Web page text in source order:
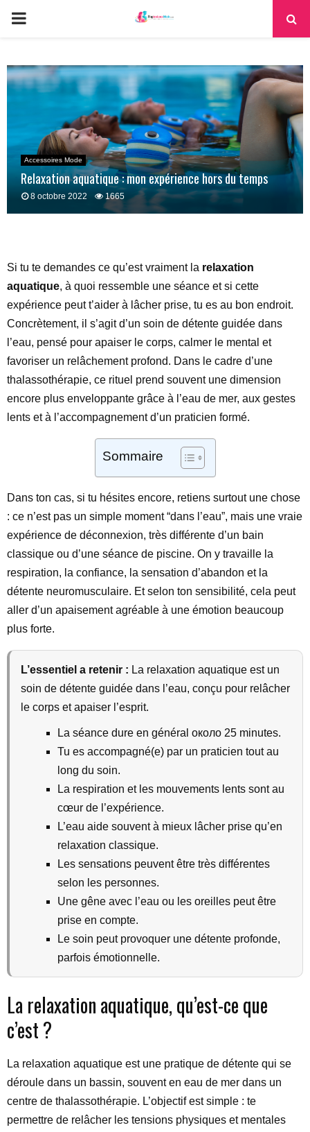
PRIMARY
Accessoires Mode
Relaxation aquatique : mon expérience hors du temps
8 octobre 2022 1665
Si tu te demandes ce qu’est vraiment la relaxation
aquatique, à quoi ressemble une séance et si cette
expérience peut t’aider à lâcher prise, tu es au bon endroit.
Concrètement, il s’agit d’un soin de détente guidée dans
l’eau, pensé pour apaiser le corps, calmer le mental et
favoriser un relâchement profond. Dans le cadre d’une
thalassothérapie, ce rituel prend souvent une dimension
encore plus enveloppante grâce à l’eau de mer, aux gestes
lents et à l’accompagnement d’un praticien formé.
Sommaire
Dans ton cas, si tu hésites encore, retiens surtout une chose
: ce n’est pas un simple moment “dans l’eau”, mais une vraie
expérience de déconnexion, très différente d’un bain
classique ou d’une séance de piscine. On y travaille la
respiration, la confiance, la sensation d’abandon et la
détente neuromusculaire. Et selon ton sensibilité, cela peut
aller d’un apaisement agréable à une émotion beaucoup
plus forte.
L’essentiel a retenir : La relaxation aquatique est un
soin de détente guidée dans l’eau, conçu pour relâcher
le corps et apaiser l’esprit.
La séance dure en général около 25 minutes.
Tu es accompagné(e) par un praticien tout au
long du soin.
La respiration et les mouvements lents sont au
cœur de l’expérience.
L’eau aide souvent à mieux lâcher prise qu’en
relaxation classique.
Les sensations peuvent être très différentes
selon les personnes.
Une gêne avec l’eau ou les oreilles peut être
prise en compte.
Le soin peut provoquer une détente profonde,
parfois émotionnelle.
La relaxation aquatique, qu’est-ce que
c’est ?
La relaxation aquatique est une pratique de détente qui se
déroule dans un bassin, souvent en eau de mer dans un
centre de thalassothérapie. L’objectif est simple : te
permettre de relâcher les tensions physiques et mentales